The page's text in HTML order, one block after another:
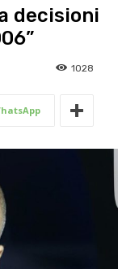
decisioni
1028